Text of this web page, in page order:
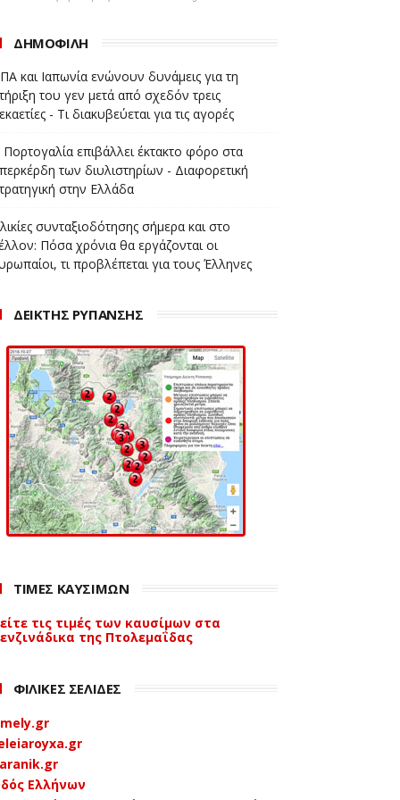
ΔΗΜΟΦΙΛΗ
και Ιαπωνία ενώνουν δυνάμεις για τη
του γεν μετά από σχεδόν τρεις
- Τι διακυβεύεται για τις αγορές
επιβάλλει έκτακτο φόρο στα
των διυλιστηρίων - Διαφορετική
στην Ελλάδα
συνταξιοδότησης σήμερα και στο
Πόσα χρόνια θα εργάζονται οι
τι προβλέπεται για τους Έλληνες
ΔΕΙΚΤΗΣ ΡΥΠΑΝΣΗΣ
ΤΙΜΕΣ ΚΑΥΣΙΜΩΝ
τις τιμές των καυσίμων στα
της Πτολεμαΐδας
ΦΙΛΙΚΕΣ ΣΕΛΙΔΕΣ
Ελλήνων